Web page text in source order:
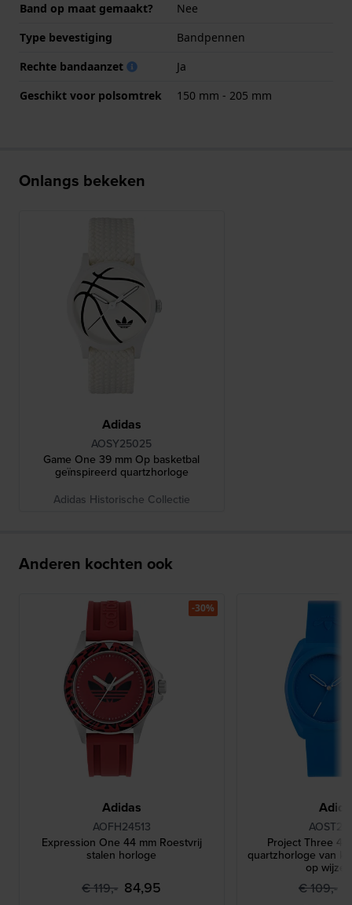
Band op maat gemaakt?
Nee
Type bevestiging
Bandpennen
Rechte bandaanzet
Ja
Geschikt voor polsomtrek
150 mm - 205 mm
Onlangs bekeken
Adidas
AOSY25025
Game One 39 mm Op basketbal
geïnspireerd quartzhorloge
Adidas Historische Collectie
Anderen kochten ook
Adidas
AOFH24513
Expression One 44 mm Roestvrij
stalen horloge
€ 119,- 84,95
-30%
Project Three
quartzhorloge van
op
€ 109,-